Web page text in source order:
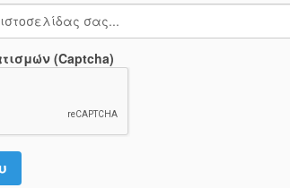
(Captcha)